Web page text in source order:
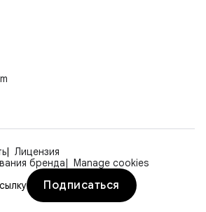
Лицензия
бренда
Manage cookies
Подписаться